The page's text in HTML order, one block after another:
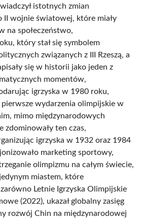
istotnych zmian
II wojnie światowej, które miały
na społeczeństwo,
który stał się symbolem
związanych z III Rzeszą, a
się w historii jako jeden z
momentów,
igrzyska w 1980 roku,
pierwsze wydarzenia olimpijskie w
mimo międzynarodowych
zdominowały ten czas,
igrzyska w 1932 oraz 1984
marketing sportowy,
olimpizmu na całym świecie,
miastem, które
Letnie Igrzyska Olimpijskie
(2022), ukazał globalny zasięg
rozwój Chin na międzynarodowej